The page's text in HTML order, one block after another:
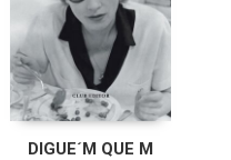
DIGUE´M QUE M